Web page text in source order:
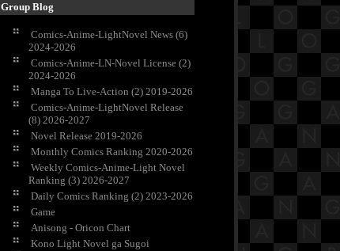
Group Blog
Comics-Anime-LightNovel News (6)
2024-2026
Comics-Anime-LN-Novel License (2)
2024-2026
Manga To Live-Action (2) 2019-2026
Comics-Anime-LightNovel Release
(8) 2026-2027
Novel Release 2019-2026
Monthly Comics Ranking 2020-2026
Weekly Comics-Anime-Light Novel
Ranking (3) 2026-2027
Daily Comics Ranking (2) 2023-2026
Game
Anisong - Oricon Chart
Kono Light Novel ga Sugoi